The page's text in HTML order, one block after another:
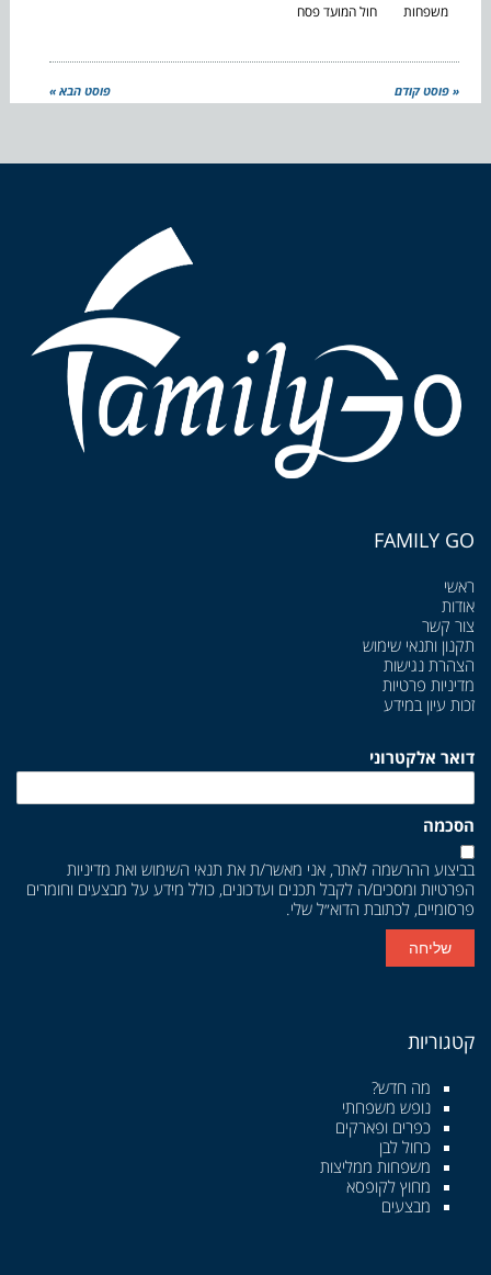
משפחות חול המועד פסח
« פוסט קודם פוסט הבא »
FAMILY GO
ראשי
אודות
צור קשר
תקנון ותנאי שימוש
הצהרת נגישות
מדיניות פרטיות
זכות עיון במידע
דואר אלקטרוני
הסכמה
בביצוע ההרשמה לאתר, אני מאשר/ת את תנאי השימוש ואת מדיניות
הפרטיות ומסכים/ה לקבל תכנים ועדכונים, כולל מידע על מבצעים וחומרים
פרסומיים, לכתובת הדוא״ל שלי.
שליחה
קטגוריות
מה חדש?
נופש משפחתי
כפרים ופארקים
כחול לבן
משפחות ממליצות
מחוץ לקופסא
מבצעים